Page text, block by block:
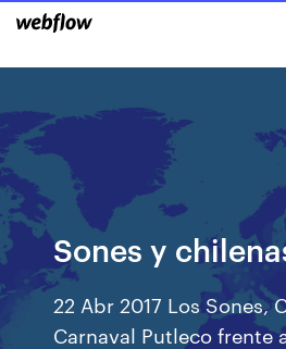
Sones y
22 Abr 2017 Los Sones,
Carnaval Putleco frente